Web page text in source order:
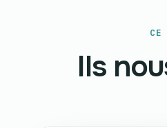
CE
Ils